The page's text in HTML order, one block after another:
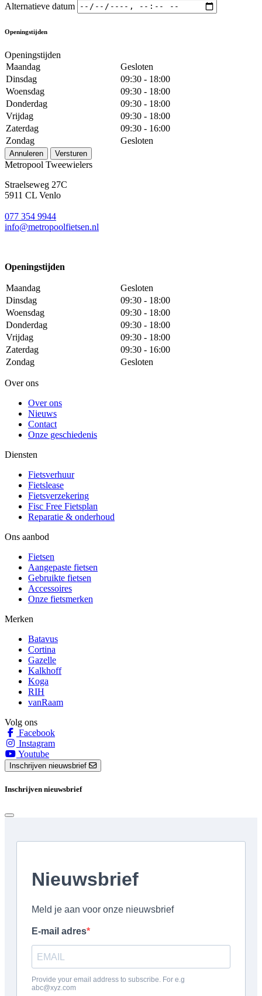
Alternatieve datum
Openingstijden
Openingstijden
Maandag
Gesloten
Dinsdag
09:30 - 18:00
Woensdag
09:30 - 18:00
Donderdag
09:30 - 18:00
Vrijdag
09:30 - 18:00
Zaterdag
09:30 - 16:00
Zondag
Gesloten
Annuleren Versturen
Metropool Tweewielers
Straelseweg 27C
5911 CL Venlo
077 354 9944
info@metropoolfietsen.nl
Openingstijden
Maandag
Gesloten
Dinsdag
09:30 - 18:00
Woensdag
09:30 - 18:00
Donderdag
09:30 - 18:00
Vrijdag
09:30 - 18:00
Zaterdag
09:30 - 16:00
Zondag
Gesloten
Over ons
Over ons
Nieuws
Contact
Onze geschiedenis
Diensten
Fietsverhuur
Fietslease
Fietsverzekering
Fisc Free Fietsplan
Reparatie & onderhoud
Ons aanbod
Fietsen
Aangepaste fietsen
Gebruikte fietsen
Accessoires
Onze fietsmerken
Merken
Batavus
Cortina
Gazelle
Kalkhoff
Koga
RIH
vanRaam
Volg ons
Facebook
Instagram
Youtube
Inschrijven nieuwsbrief
Inschrijven nieuwsbrief